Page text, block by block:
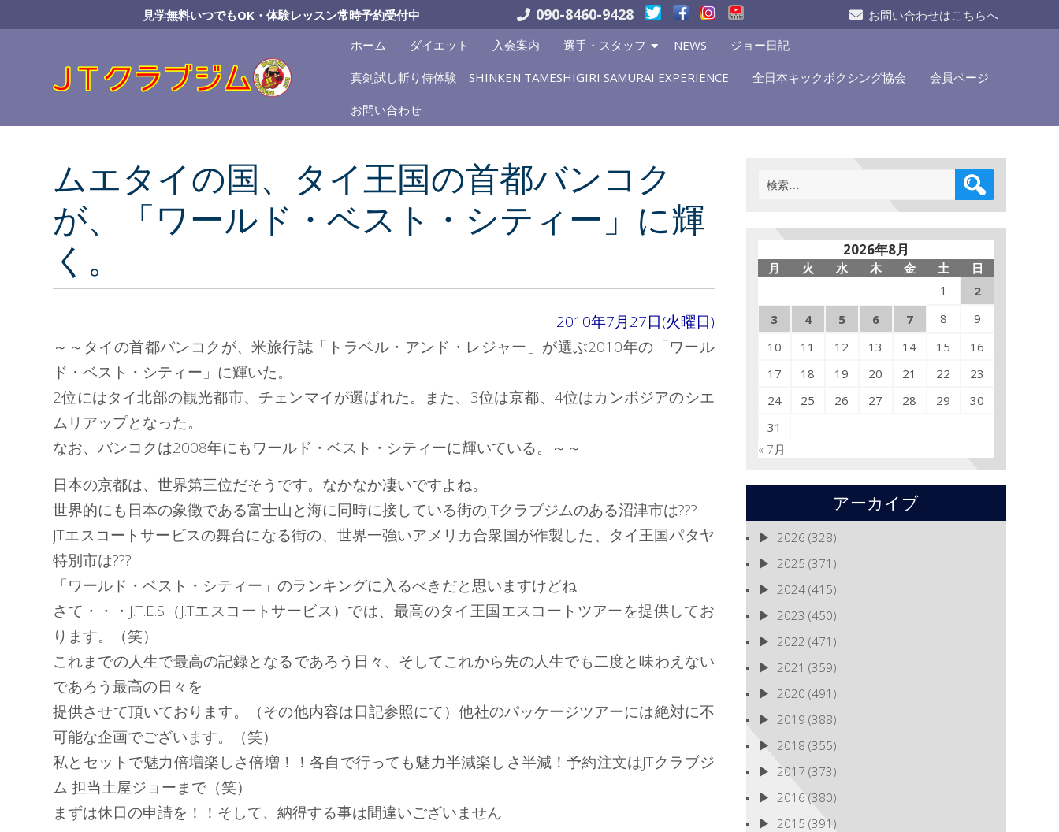
to
見学無料いつでもOK・体験レッスン常時予約受付中 090-8460-9428
お問い合わせはこちらへ
ホーム
ダイエット 入会案内 選手・スタッフ NEWS ジョー日記
真剣試し斬り侍体験 SHINKEN TAMESHIGIRI SAMURAI EXPERIENCE 全日本キックボクシング協会 会員ページ
お問い合わせ
ムエタイの国、タイ王国の首都バンコク
が、「ワールド・ベスト・シティー」に輝
く。
2010年7月27日(火曜日)
～～タイの首都バンコクが、米旅行誌「トラベル・アンド・レジャー」が選ぶ2010年の「ワール
ド・ベスト・シティー」に輝いた。
2位にはタイ北部の観光都市、チェンマイが選ばれた。また、3位は京都、4位はカンボジアのシエ
ムリアップとなった。
なお、バンコクは2008年にもワールド・ベスト・シティーに輝いている。～～
日本の京都は、世界第三位だそうです。なかなか凄いですよね。
世界的にも日本の象徴である富士山と海に同時に接している街のJTクラブジムのある沼津市は???
JTエスコートサービスの舞台になる街の、世界一強いアメリカ合衆国が作製した、タイ王国パタヤ
特別市は???
「ワールド・ベスト・シティー」のランキングに入るべきだと思いますけどね!
さて・・・J.T.E.S（J.Tエスコートサービス）では、最高のタイ王国エスコートツアーを提供してお
ります。（笑）
これまでの人生で最高の記録となるであろう日々、そしてこれから先の人生でも二度と味わえない
であろう最高の日々を
提供させて頂いております。（その他内容は日記参照にて）他社のパッケージツアーには絶対に不
可能な企画でございます。（笑）
私とセットで魅力倍増楽しさ倍増！！各自で行っても魅力半減楽しさ半減！予約注文はJTクラブジ
ム 担当土屋ジョーまで（笑）
まずは休日の申請を！！そして、納得する事は間違いございません!
検
索:
2026年8月
月 火 水 木 金 土
日
1
2
3
4 5 6 7 8
9
10
11 12 13 14 15
16
17
18 19 20 21 22
23
24
25 26 27 28 29
30
31
« 7月
アーカイブ
2026 (328)
2025 (371)
2024(415)
2023 (450)
2022 (471)
2021 (359)
2020 (491)
2019 (388)
2018 (355)
2017 (373)
2016 (380)
2015 (391)